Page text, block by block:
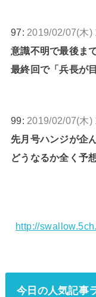
97: 2019/02/07(木)
意識不明で最後ま
最終回で「兵長が
99: 2019/02/07(木)
先月号ハンジが企
どうなるか全く予
http://
今日の人気記事